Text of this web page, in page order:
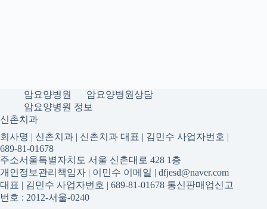
암요양병원
암요양병원상담
암요양병원 정보
신촌치과
회사명 | 신촌치과 | 신촌치과 대표 | 김민수 사업자번호 |
689-81-01678
주소서울특별자치도 서울 신촌대로 428 1층
개인정보관리책임자 | 이민수 이메일 | dfjesd@naver.com
대표 | 김민수 사업자번호 | 689-81-01678 통신판매업신고
번호 : 2012-서울-0240